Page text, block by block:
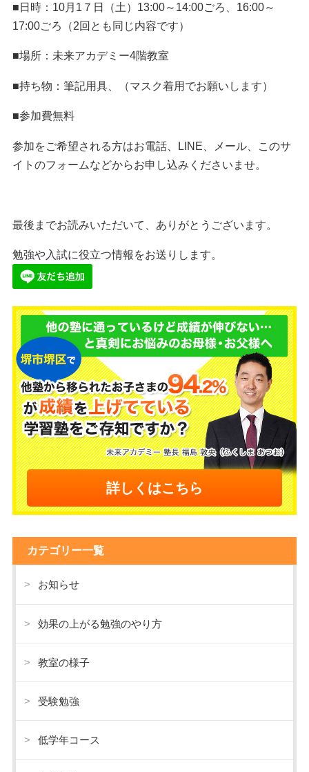
■日時：10月1７日（土）13:00～14:00ごろ、16:00～
17:00ごろ（2回とも同じ内容です）
■場所：未来アカデミー4階教室
■持ち物：筆記用具、 （マスク着用でお願いします）
■参加費無料
参加をご希望される方はお電話、LINE、メール、このサ
イトのフォームなどからお申し込みくださいませ。
最後までお読みいただいて、ありがとうございます。
勉強や入試に役立つ情報をお送りします。
詳しくはこちら
カテゴリー一覧
お知らせ
効果の上がる勉強のやり方
教室の様子
受験勉強
低学年コース